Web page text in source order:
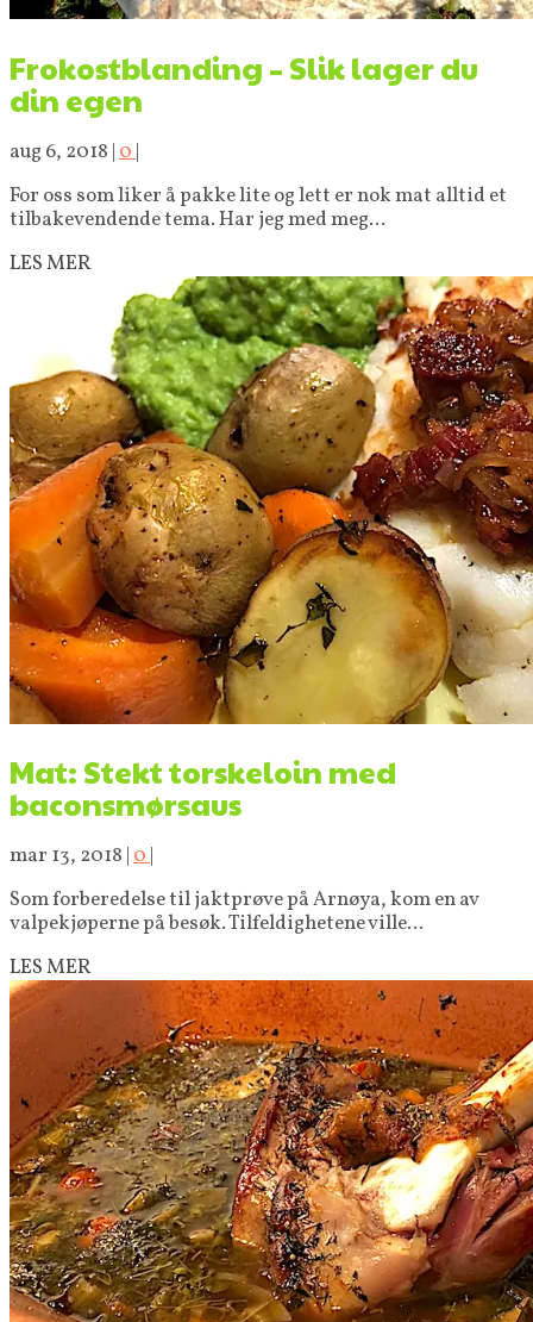
Frokostblanding – Slik lager du
din egen
aug 6, 2018 | 0 |
For oss som liker å pakke lite og lett er nok mat alltid et
tilbakevendende tema. Har jeg med meg...
LES MER
Mat: Stekt torskeloin med
baconsmørsaus
mar 13, 2018 |0|
Som forberedelse til jaktprøve på Arnøya, kom en av
valpekjøperne på besøk. Tilfeldighetene ville...
LES MER